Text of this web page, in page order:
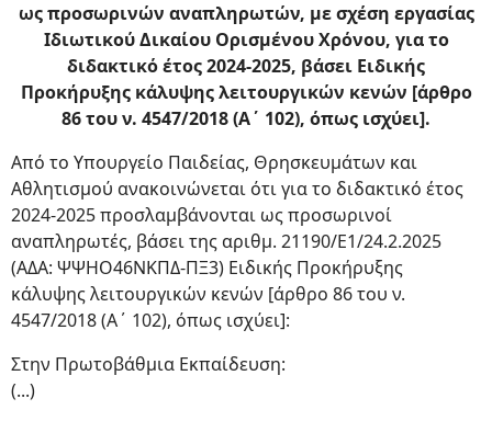
ως προσωρινών αναπληρωτών, με σχέση εργασίας
Ιδιωτικού Δικαίου Ορισμένου Χρόνου, για το
διδακτικό έτος 2024-2025, βάσει Ειδικής
Προκήρυξης κάλυψης λειτουργικών κενών [άρθρο
86 του ν. 4547/2018 (Α΄ 102), όπως ισχύει].
Από το Υπουργείο Παιδείας, Θρησκευμάτων και
Αθλητισμού ανακοινώνεται ότι για το διδακτικό έτος
2024-2025 προσλαμβάνονται ως προσωρινοί
αναπληρωτές, βάσει της αριθμ. 21190/Ε1/24.2.2025
(ΑΔΑ: ΨΨΗΟ46ΝΚΠΔ-ΠΞ3) Ειδικής Προκήρυξης
κάλυψης λειτουργικών κενών [άρθρο 86 του ν.
4547/2018 (Α΄ 102), όπως ισχύει]:
Στην Πρωτοβάθμια Εκπαίδευση:
(...)